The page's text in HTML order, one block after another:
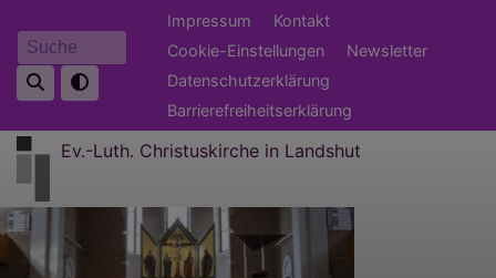
zum
Inhalt
Suche
Fußbereichsmenü
Impressum
Kontakt
Cookie-Einstellungen
Newsletter
Datenschutzerklärung
Barrierefreiheitserklärung
Ev.-Luth. Christuskirche in Landshut